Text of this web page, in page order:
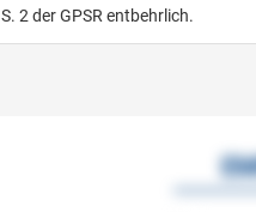
2 der GPSR entbehrlich.